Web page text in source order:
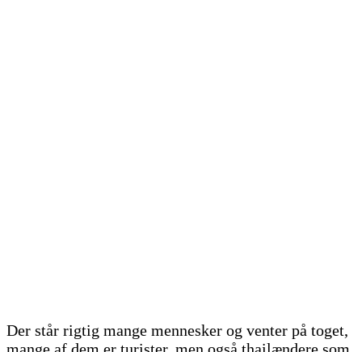
Der står rigtig mange mennesker og venter på toget,